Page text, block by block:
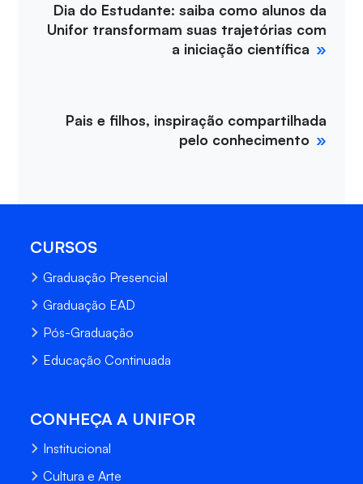
Dia do Estudante: saiba como alunos da
Unifor transformam suas trajetórias com
a iniciação científica
Pais e filhos, inspiração compartilhada
pelo conhecimento
CURSOS
Graduação Presencial
Graduação EAD
Pós-Graduação
Educação Continuada
CONHEÇA A UNIFOR
Institucional
Cultura e Arte